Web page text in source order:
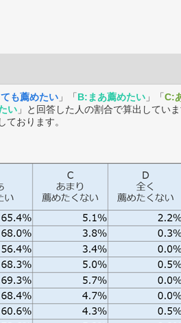
も薦めたい 」「B:まあ薦めたい 」「C:
い 」と回答した人の割合で算出していま
おります。